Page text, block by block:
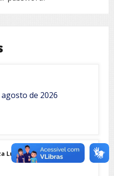
agosto de 2026
Lusófona e Expo-